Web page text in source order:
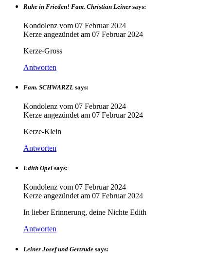
Ruhe in Frieden! Fam. Christian Leiner says:
Kondolenz vom 07 Februar 2024
Kerze angezündet am 07 Februar 2024
Kerze-Gross
Antworten
Fam. SCHWARZL says:
Kondolenz vom 07 Februar 2024
Kerze angezündet am 07 Februar 2024
Kerze-Klein
Antworten
Edith Opel says:
Kondolenz vom 07 Februar 2024
Kerze angezündet am 07 Februar 2024
In lieber Erinnerung, deine Nichte Edith
Antworten
Leiner Josef und Gertrude says: